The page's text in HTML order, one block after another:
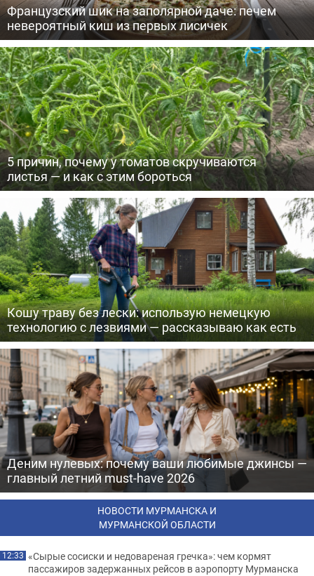
Французский шик на заполярной даче: печем
невероятный киш из первых лисичек
5 причин, почему у томатов скручиваются
листья — и как с этим бороться
Кошу траву без лески: использую немецкую
технологию с лезвиями — рассказываю как есть
Деним нулевых: почему ваши любимые джинсы —
главный летний must-have 2026
НОВОСТИ МУРМАНСКА И
МУРМАНСКОЙ ОБЛАСТИ
12:33 «Сырые сосиски и недовареная гречка»: чем кормят
пассажиров задержанных рейсов в аэропорту Мурманска